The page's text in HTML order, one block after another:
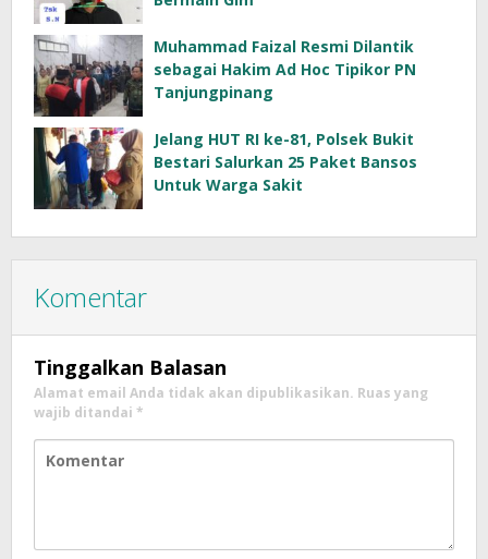
Muhammad Faizal Resmi Dilantik
sebagai Hakim Ad Hoc Tipikor PN
Tanjungpinang
Jelang HUT RI ke-81, Polsek Bukit
Bestari Salurkan 25 Paket Bansos
Untuk Warga Sakit
Komentar
Tinggalkan Balasan
Alamat email Anda tidak akan dipublikasikan. Ruas yang
wajib ditandai *